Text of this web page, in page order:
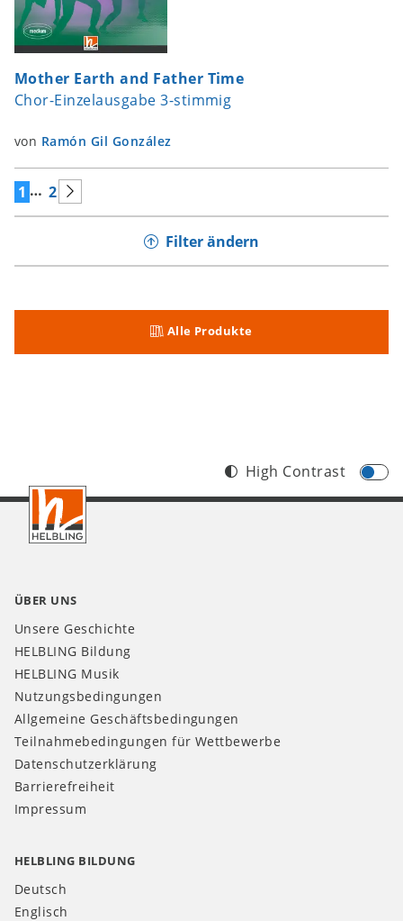
Mother Earth and Father Time
Chor-Einzelausgabe 3-stimmig
von Ramón Gil González
1 … 2
Filter ändern
Alle Produkte
Footer
AT
High Contrast
ÜBER UNS
Unsere Geschichte
HELBLING Bildung
HELBLING Musik
Nutzungsbedingungen
Allgemeine Geschäftsbedingungen
Teilnahmebedingungen für Wettbewerbe
Datenschutzerklärung
Barrierefreiheit
Impressum
HELBLING BILDUNG
Deutsch
Englisch